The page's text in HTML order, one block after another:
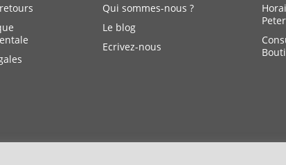
Qui sommes-nous ?
Le blog
Ecrivez-nous